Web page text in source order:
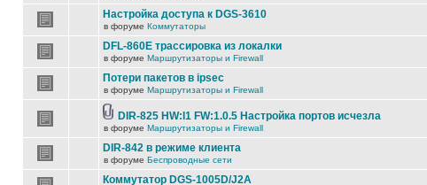
Настройка доступа к DGS-3610
в форуме Коммутаторы
DFL-860E трассировка из локалки
в форуме Маршрутизаторы и Firewall
Потери пакетов в ipsec
в форуме Маршрутизаторы и Firewall
DIR-825 HW:I1 FW:1.0.5 Настройка портов исчезла
в форуме Маршрутизаторы и Firewall
DIR-842 в режиме клиента
в форуме Беспроводные сети
Коммутатор DGS-1005D/J2A